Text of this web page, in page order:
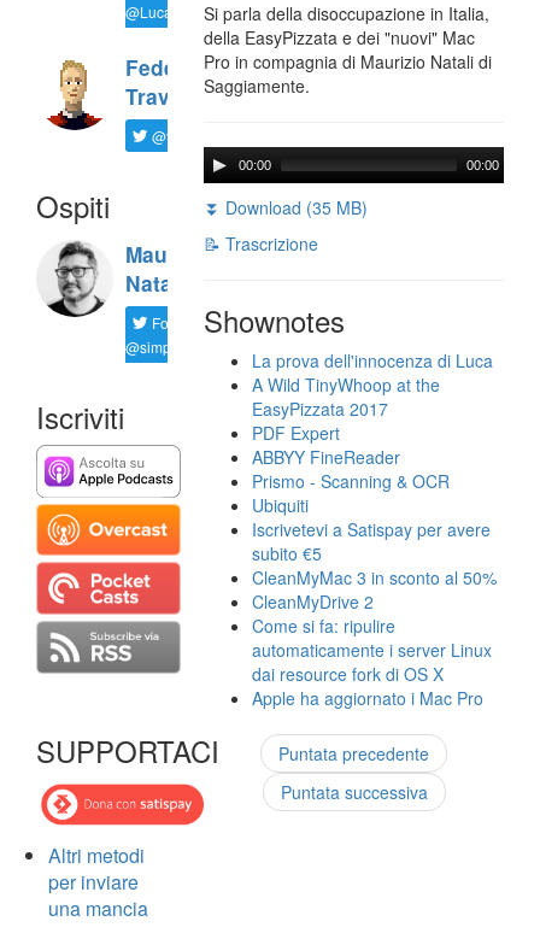
@LucaTNT
Federico
Travaini
@ftrava
Ospiti
Maurizio
Natali
Follow
@simplemal
Iscriviti
SUPPORTACI
Altri metodi
per inviare
una mancia
Si parla della disoccupazione in Italia,
della EasyPizzata e dei "nuovi" Mac
Pro in compagnia di Maurizio Natali di
Saggiamente.
00:00 00:00
⏬ Download (35 MB)
📝 Trascrizione
Shownotes
La prova dell'innocenza di Luca
A Wild TinyWhoop at the
EasyPizzata 2017
PDF Expert
ABBYY FineReader
Prismo - Scanning & OCR
Ubiquiti
Iscrivetevi a Satispay per avere
subito €5
CleanMyMac 3 in sconto al 50%
CleanMyDrive 2
Come si fa: ripulire
automaticamente i server Linux
dai resource fork di OS X
Apple ha aggiornato i Mac Pro
Puntata precedente
Puntata successiva